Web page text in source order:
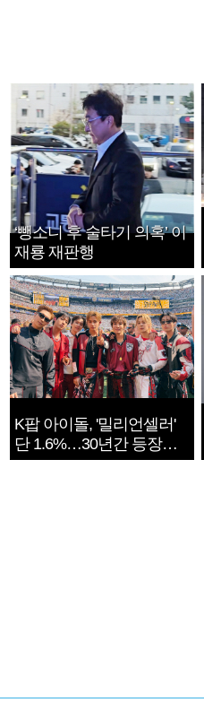
‘뺑소니 후 술타기 의혹’ 이
재룡 재판행
K팝 아이돌, '밀리언셀러'
단 1.6%…30년간 등장
1182개팀 전수조사